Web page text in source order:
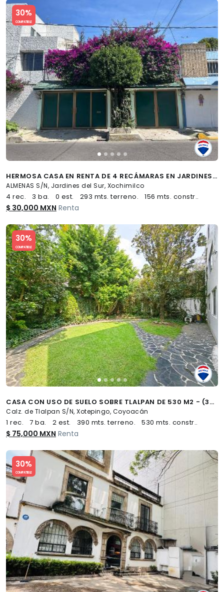
30%
COMPATIBLE
Slide 1 of 5
HERMOSA CASA EN RENTA DE 4 RECÁMARAS EN JARDINES DEL SUR - (34)
ALMENAS S/N, Jardines del Sur, Xochimilco
4 rec. 3 ba. 0 est. 293 mts. terreno. 156 mts. constr..
$ 30,000 MXN Renta
30%
COMPATIBLE
Slide 1 of 5
CASA CON USO DE SUELO SOBRE TLALPAN DE 530 M2 - (34)
Calz. de Tlalpan S/N, Xotepingo, Coyoacán
1 rec. 7 ba. 2 est. 390 mts. terreno. 530 mts. constr..
$ 75,000 MXN Renta
30%
COMPATIBLE
Slide 1 of 5